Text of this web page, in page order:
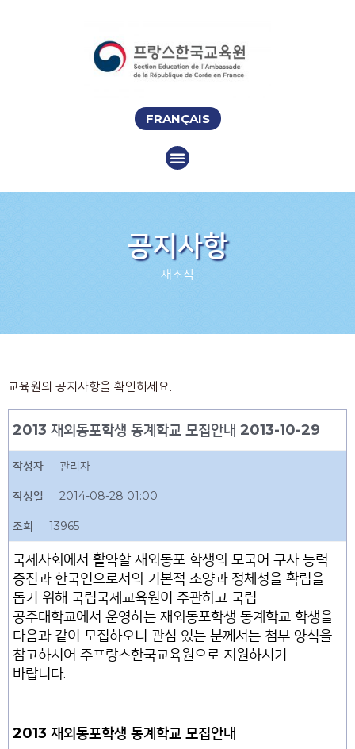
FRANÇAIS
공지사항
새소식
교육원의 공지사항을 확인하세요.
2013 재외동포학생 동계학교 모집안내 2013-10-29
작성자 관리자
작성일 2014-08-28 01:00
조회 13965
국제사회에서 활약할 재외동포 학생의 모국어 구사 능력
증진과 한국인으로서의 기본적 소양과 정체성을 확립을
돕기 위해 국립국제교육원이 주관하고 국립
공주대학교에서 운영하는 재외동포학생 동계학교 학생을
다음과 같이 모집하오니 관심 있는 분께서는 첨부 양식을
참고하시어 주프랑스한국교육원으로 지원하시기
바랍니다.
2013 재외동포학생 동계학교 모집안내